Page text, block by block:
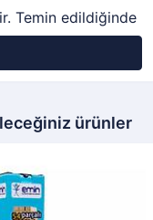
Temin edildiğinde
ürünler